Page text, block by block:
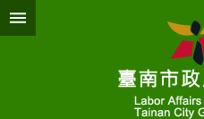
跳到主要內容區塊